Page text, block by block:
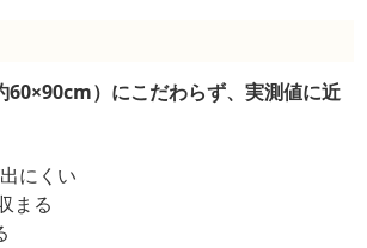
60×90cm）にこだわらず、実測値に近
にくい
まる